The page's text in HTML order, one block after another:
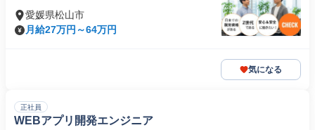
愛媛県松山市
月給27万円～64万円
気になる
正社員
WEBアプリ開発エンジニア